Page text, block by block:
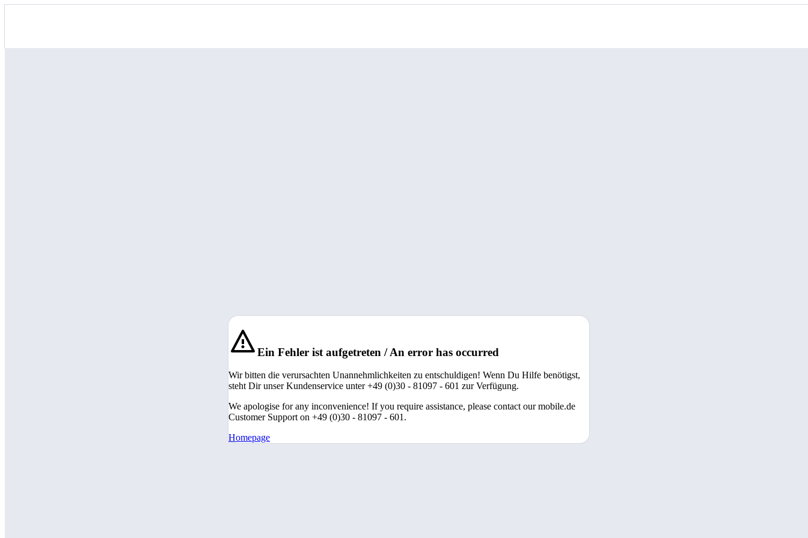
Ein Fehler ist aufgetreten / An error has occurred
Wir bitten die verursachten Unannehmlichkeiten zu entschuldigen! Wenn Du Hilfe benötigst,
steht Dir unser Kundenservice unter +49 (0)30 - 81097 - 601 zur Verfügung.
We apologise for any inconvenience! If you require assistance, please contact our mobile.de
Customer Support on +49 (0)30 - 81097 - 601.
Homepage